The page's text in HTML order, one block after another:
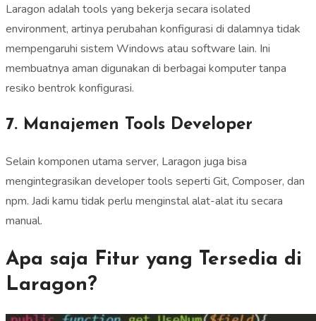
Laragon adalah tools yang bekerja secara isolated
environment, artinya perubahan konfigurasi di dalamnya tidak
mempengaruhi sistem Windows atau software lain. Ini
membuatnya aman digunakan di berbagai komputer tanpa
resiko bentrok konfigurasi.
7. Manajemen Tools Developer
Selain komponen utama server, Laragon juga bisa
mengintegrasikan developer tools seperti Git, Composer, dan
npm. Jadi kamu tidak perlu menginstal alat-alat itu secara
manual.
Apa saja Fitur yang Tersedia di
Laragon?